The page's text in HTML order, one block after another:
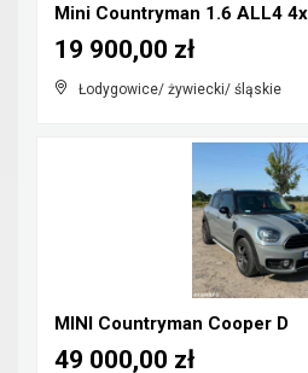
Łodygowice/ żywiecki/ śląskie
19 900,00 zł
MINI Countryman Cooper D
49 000,00 zł